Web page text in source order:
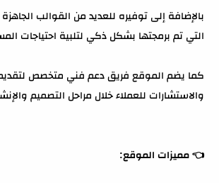
بالإضافة إلى توفيره للعديد من القوالب الجاهزة
التي تم برمجتها بشكل ذكي لتلبية احتياجات
كما يضم الموقع فريق دعم فني متخصص
والاستشارات للعملاء خلال مراحل التصميم
👈 مميزات الموقع: